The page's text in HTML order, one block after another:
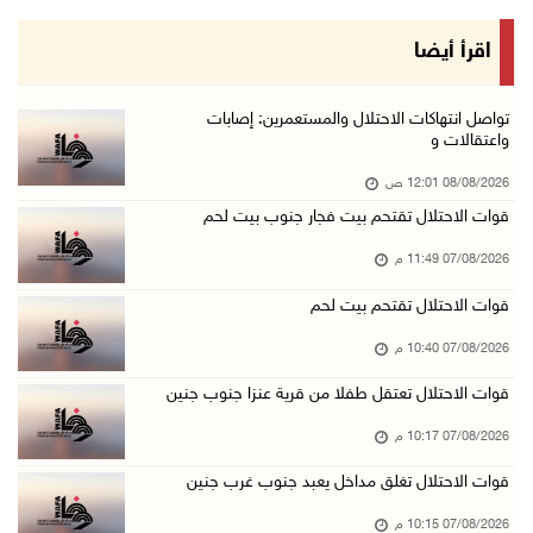
مستعمرون يهاجمون مساكن المواطنين في خربة الحم ...
بعد تجديد منع زيارات المعتقلين: أبو الحمص يدع ...
الرئاسة ترحب بإطلاق السعودية التحالف البحري ا ...
07/آب/2026 06:17 م
(محدث) نابلس: إصابة مواطن واعتقاله إثر هجوم ل ...
07/آب/2026 06:04 م
الرئاسة ترحب باتفاقية مكة للدفاع المشترك بين ...
بيروت: اللجنة الفنية للمجلس الوطني تناقش التر ...
07/آب/2026 03:31 م
اقرأ أيضا
تواصل انتهاكات الاحتلال والمستعمرين: إصابات
واعتقالات و
08/08/2026 12:01 ص
قوات الاحتلال تقتحم بيت فجار جنوب بيت لحم
07/08/2026 11:49 م
قوات الاحتلال تقتحم بيت لحم
07/08/2026 10:40 م
قوات الاحتلال تعتقل طفلا من قرية عنزا جنوب جنين
07/08/2026 10:17 م
قوات الاحتلال تغلق مداخل يعبد جنوب غرب جنين
07/08/2026 10:15 م